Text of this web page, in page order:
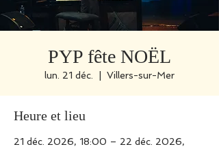
PYP fête NOËL
lun. 21 déc. Villers-sur-Mer
Heure et lieu
21 déc. 2026, 18:00 – 22 déc. 2026,